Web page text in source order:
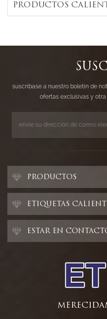
PRODUCTOS
suscríbase a nuestro boletín de
ofertas exclusivas y
PRODUCTOS
ETIQUETAS
ESTAR EN